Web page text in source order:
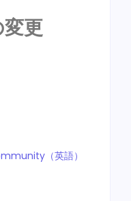
更
（英語）